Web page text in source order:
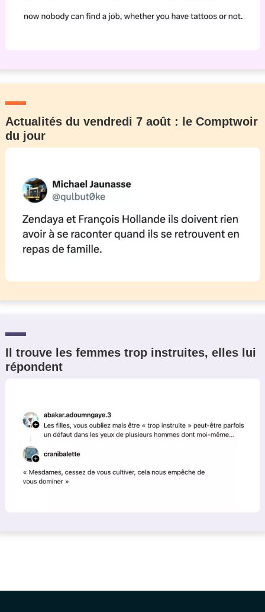
Actualités du vendredi 7 août : le Comptwoir
du jour
Il trouve les femmes trop instruites, elles lui
répondent